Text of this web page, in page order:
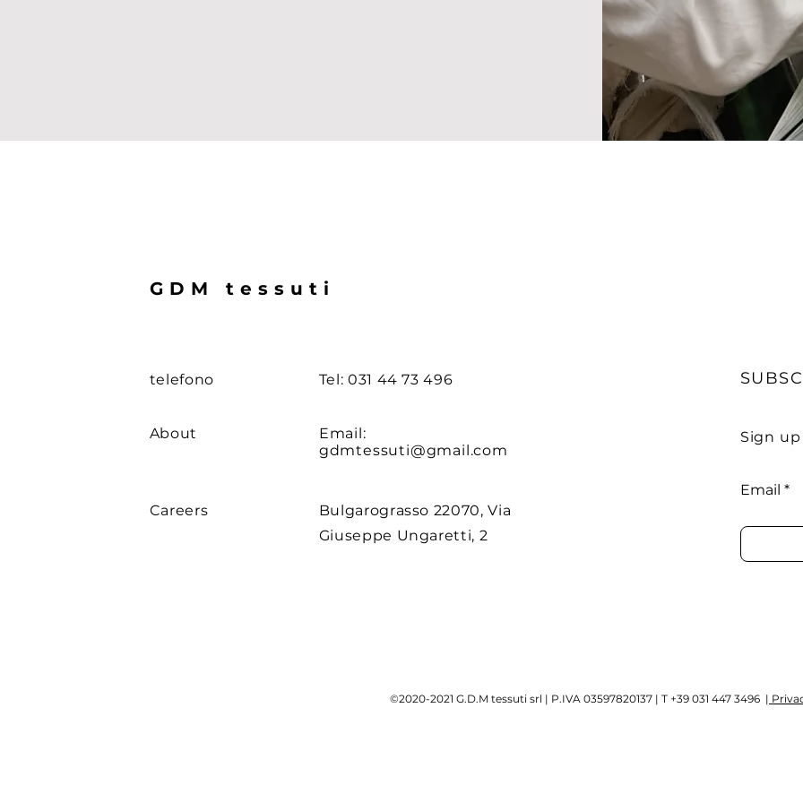
GDM tessuti
telefono Tel: 031 44 73 496
About
Email:
gdmtessuti@gmail.com
Careers
Bulgarograsso 22070, Via
Giuseppe Ungaretti, 2
Sign
Email
©2020-2021 G.D.M tessuti srl | P.IVA 03597820137 | T +39 031 447 3496 |